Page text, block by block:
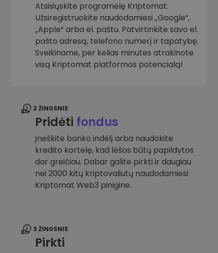
Atsisiųskite programėlę Kriptomat.
Užsiregistruokite naudodamiesi „Google“,
„Apple“ arba el. paštu. Patvirtinkite savo el.
pašto adresą, telefono numerį ir tapatybę.
Sveikiname, per kelias minutes atrakinote
visą Kriptomat platformos potencialą!
2 ŽINGSNIS
Pridėti fondus
Įneškite banko indėlį arba naudokite
kredito kortelę, kad lėšos būtų papildytos
dar greičiau. Dabar galite pirkti ir daugiau
nei 2000 kitų kriptovaliutų naudodamiesi
Kriptomat Web3 pinigine.
3 ŽINGSNIS
Pirkti